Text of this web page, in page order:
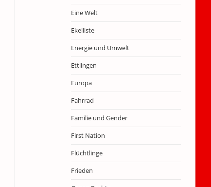
Eine Welt
Ekelliste
Energie und Umwelt
Ettlingen
Europa
Fahrrad
Familie und Gender
First Nation
Flüchtlinge
Frieden